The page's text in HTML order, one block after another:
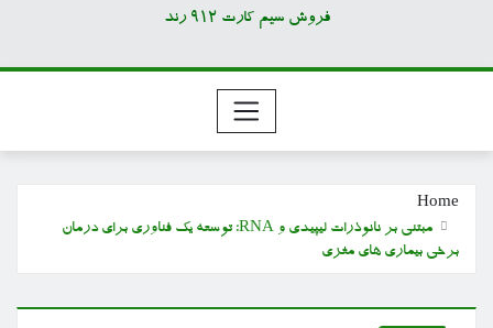
فروش سیم کارت 912 رند
Home
مبتنی بر نانوذرات لیپیدی و RNA؛ توسعه یک فناوری برای درمان
برخی بیماری های مغزی